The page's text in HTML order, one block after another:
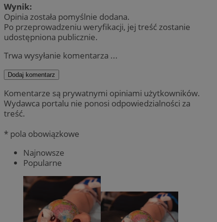
Wynik:
Opinia została pomyślnie dodana.
Po przeprowadzeniu weryfikacji, jej treść zostanie
udostępniona publicznie.
Trwa wysyłanie komentarza ...
Dodaj komentarz
Komentarze są prywatnymi opiniami użytkowników.
Wydawca portalu nie ponosi odpowiedzialności za
treść.
* pola obowiązkowe
Najnowsze
Popularne